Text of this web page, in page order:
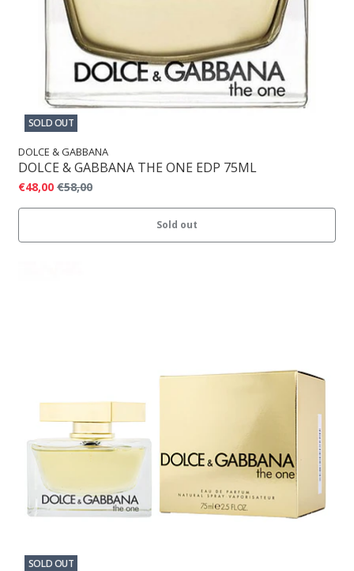
SOLD OUT
DOLCE & GABBANA
DOLCE & GABBANA THE ONE EDP 75ML
€48,00 €58,00
Sold out
SOLD OUT